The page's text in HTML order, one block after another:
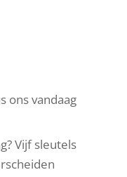
ons vandaag
Vijf sleutels